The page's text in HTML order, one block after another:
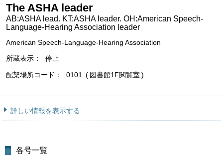
The ASHA leader
AB:ASHA lead. KT:ASHA leader. OH:American Speech-
Language-Hearing Association leader
American Speech-Language-Hearing Association
所蔵表示
停止
配架場所コード 0101 図書館1F閲覧室
詳しい情報を表示する
各号一覧